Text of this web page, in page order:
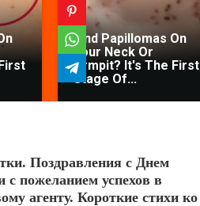
Find Papillomas On
Your Neck Or
Armpit? It's The First
Stage Of...
Поздравления с Днем
пожеланием успехов в
агенту. Короткие стихи ко